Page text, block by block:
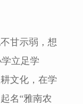
甘示弱，想
立足学
文化，在学
名“雅南农